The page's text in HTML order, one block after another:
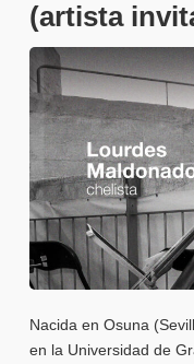
(artista
Nacida en Osuna
en la Universidad de